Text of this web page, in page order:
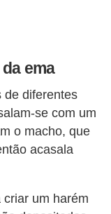
ema
de diferentes
se com um
o macho, que
acasala
um harém